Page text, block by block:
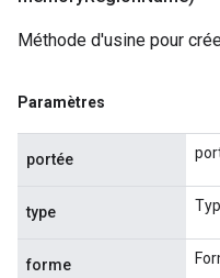
Méthode d'usine pour
Paramètres
portée
type
forme